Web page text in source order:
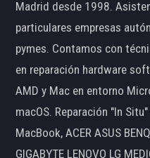
Madrid desde 1998.
particulares empresas
pymes. Contamos con
en reparación hardware
AMD y Mac en entorno
macOS. Reparación "In
MacBook, ACER ASUS
GIGABYTE LENOVO LG